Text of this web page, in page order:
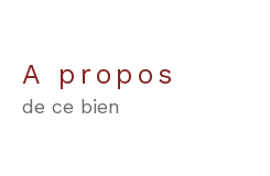
a propos
de ce bien